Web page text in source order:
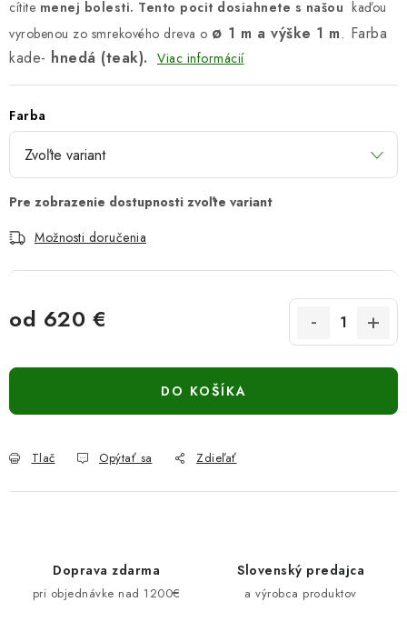
cítite menej bolesti. Tento pocit dosiahnete s našou kaďou
vyrobenou zo smrekového dreva o ø 1 m a výške 1 m. Farba
kade- hnedá (teak). Viac informácií
Farba
Možnosti doručenia
od 620 €
DO KOŠÍKA
Tlač Opýtať sa Zdieľať
Doprava zdarma
pri objednávke nad 1200€
Slovenský predajca
a výrobca produktov